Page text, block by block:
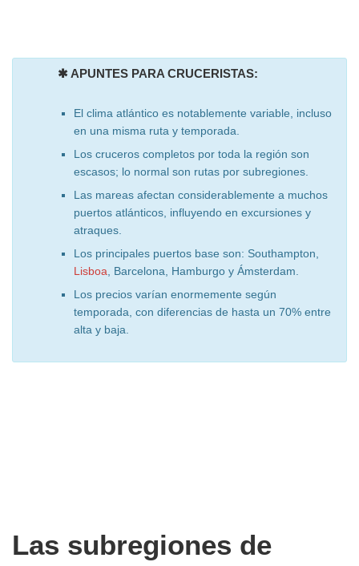
✱ APUNTES PARA CRUCERISTAS:
El clima atlántico es notablemente variable, incluso
en una misma ruta y temporada.
Los cruceros completos por toda la región son
escasos; lo normal son rutas por subregiones.
Las mareas afectan considerablemente a muchos
puertos atlánticos, influyendo en excursiones y
atraques.
Los principales puertos base son: Southampton,
Lisboa , Barcelona, Hamburgo y Ámsterdam.
Los precios varían enormemente según
temporada, con diferencias de hasta un 70% entre
alta y baja.
Las subregiones de